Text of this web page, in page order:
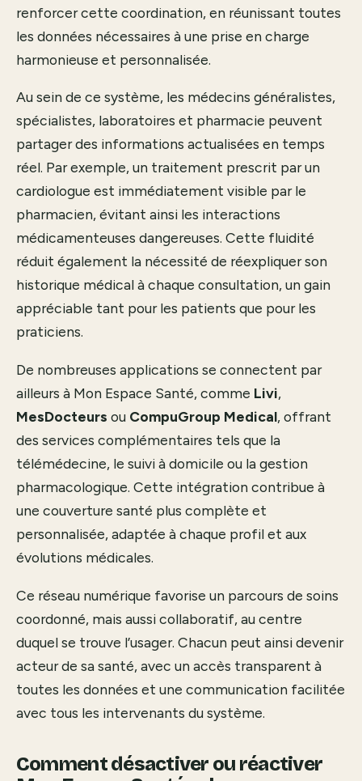
renforcer cette coordination, en réunissant toutes
les données nécessaires à une prise en charge
harmonieuse et personnalisée.
Au sein de ce système, les médecins généralistes,
spécialistes, laboratoires et pharmacie peuvent
partager des informations actualisées en temps
réel. Par exemple, un traitement prescrit par un
cardiologue est immédiatement visible par le
pharmacien, évitant ainsi les interactions
médicamenteuses dangereuses. Cette fluidité
réduit également la nécessité de réexpliquer son
historique médical à chaque consultation, un gain
appréciable tant pour les patients que pour les
praticiens.
De nombreuses applications se connectent par
ailleurs à Mon Espace Santé, comme Livi,
MesDocteurs ou CompuGroup Medical, offrant
des services complémentaires tels que la
télémédecine, le suivi à domicile ou la gestion
pharmacologique. Cette intégration contribue à
une couverture santé plus complète et
personnalisée, adaptée à chaque profil et aux
évolutions médicales.
Ce réseau numérique favorise un parcours de soins
coordonné, mais aussi collaboratif, au centre
duquel se trouve l’usager. Chacun peut ainsi devenir
acteur de sa santé, avec un accès transparent à
toutes les données et une communication facilitée
avec tous les intervenants du système.
Comment désactiver ou réactiver